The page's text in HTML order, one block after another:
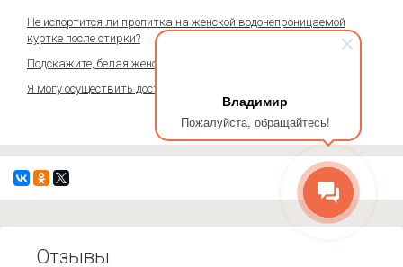
Владимир
Пожалуйста, обращайтесь!
Не испортится ли пропитка на женской водонепроницаемой
куртке после стирки?
Подскажите, белая женская парка не маркая?
Я могу осуществить доставку в любой регион?
Отзывы